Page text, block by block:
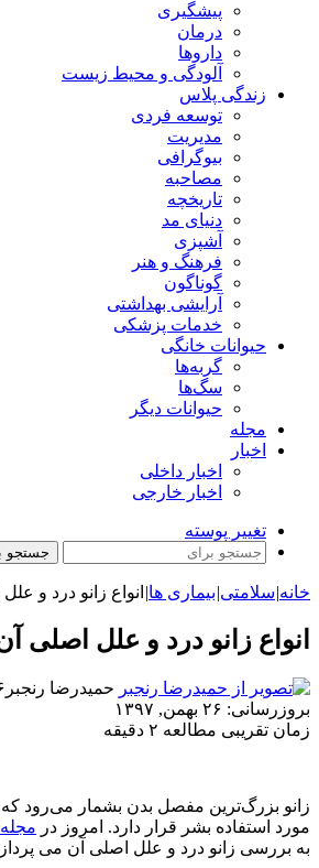
پیشگیری
درمان
داروها
آلودگی و محیط زیست
زندگی پلاس
توسعه فردی
مدیریت
بیوگرافی
مصاحبه
تاریخچه
دنیای مد
آشپزی
فرهنگ و هنر
گوناگون
آرایشی بهداشتی
خدمات پزشکی
حیوانات خانگی
گربه‌ها
سگ‌ها
حیوانات دیگر
مجله
اخبار
اخبار داخلی
اخبار خارجی
تغییر پوسته
جستجو
خانه|سلامتی|بیماری ها| انواع زانو درد و
انواع زانو درد و علل اصلی
حمیدرضا رنجبر
بروزرسانی: ۲۶ بهمن, ۱۳۹۷
زمان تقریبی مطالعه ۲ دقیقه
زانو بزرگ‌ترین مفصل بدن بشمار می‌رود
مورد استفاده بشر قرار دارد. امروز در
به بررسی زانو درد و علل اصلی آن می